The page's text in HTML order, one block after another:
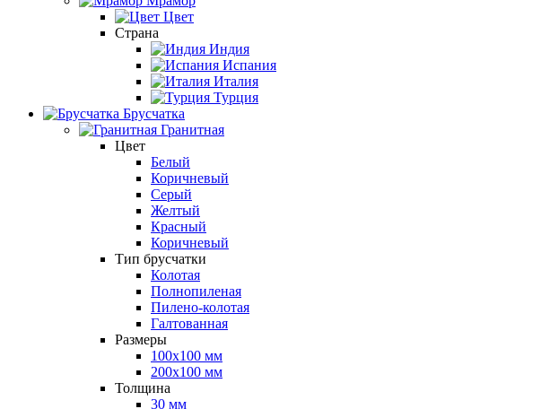
Цвет
Страна
Индия
Испания
Италия
Турция
Брусчатка
Гранитная
Цвет
Белый
Коричневый
Серый
Желтый
Красный
Коричневый
Тип брусчатки
Колотая
Полнопиленая
Пилено-колотая
Галтованная
Размеры
100х100 мм
200х100 мм
Толщина
30 мм